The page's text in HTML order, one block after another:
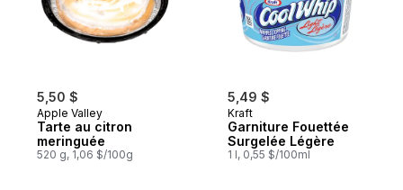
5,50 $
Apple Valley
Tarte au citron
meringuée
520 g, 1,06 $/100g
5,49 $
Kraft
Garniture Fouettée
Surgelée Légère
1 l, 0,55 $/100ml